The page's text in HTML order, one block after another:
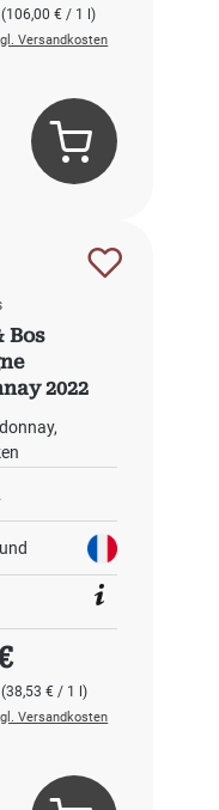
(106,00 € / 1 l)
Versandkosten
Bos
2022
(38,53 € / 1 l)
Preis:
Versandkosten